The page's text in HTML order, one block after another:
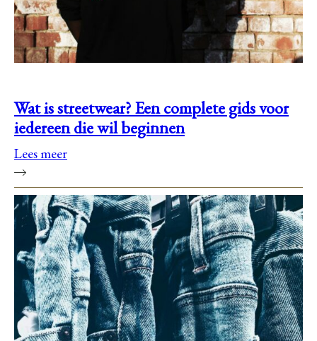
Wat is streetwear? Een complete gids voor
iedereen die wil beginnen
Lees meer